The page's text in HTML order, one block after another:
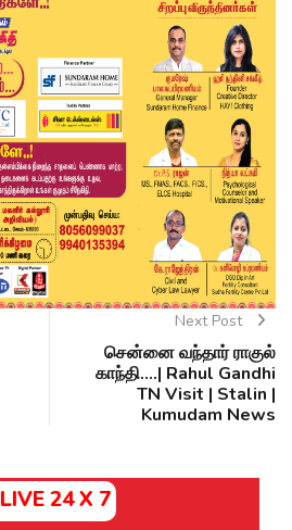
Next Post
சென்னை வந்தார் ராகுல்
காந்தி....| Rahul Gandhi
TN Visit | Stalin |
Kumudam News
LIVE 24 X 7